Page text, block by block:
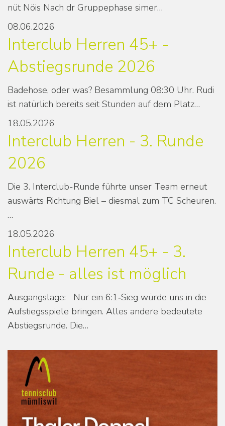
nüt Nöis Nach dr Gruppephase simer…
08.06.2026
Interclub Herren 45+ -
Abstiegsrunde 2026
Badehose, oder was? Besammlung 08:30 Uhr. Rudi
ist natürlich bereits seit Stunden auf dem Platz…
18.05.2026
Interclub Herren - 3. Runde
2026
Die 3. Interclub-Runde führte unser Team erneut
auswärts Richtung Biel – diesmal zum TC Scheuren.
…
18.05.2026
Interclub Herren 45+ - 3.
Runde - alles ist möglich
Ausgangslage: Nur ein 6:1‑Sieg würde uns in die
Aufstiegsspiele bringen. Alles andere bedeutete
Abstiegsrunde. Die…